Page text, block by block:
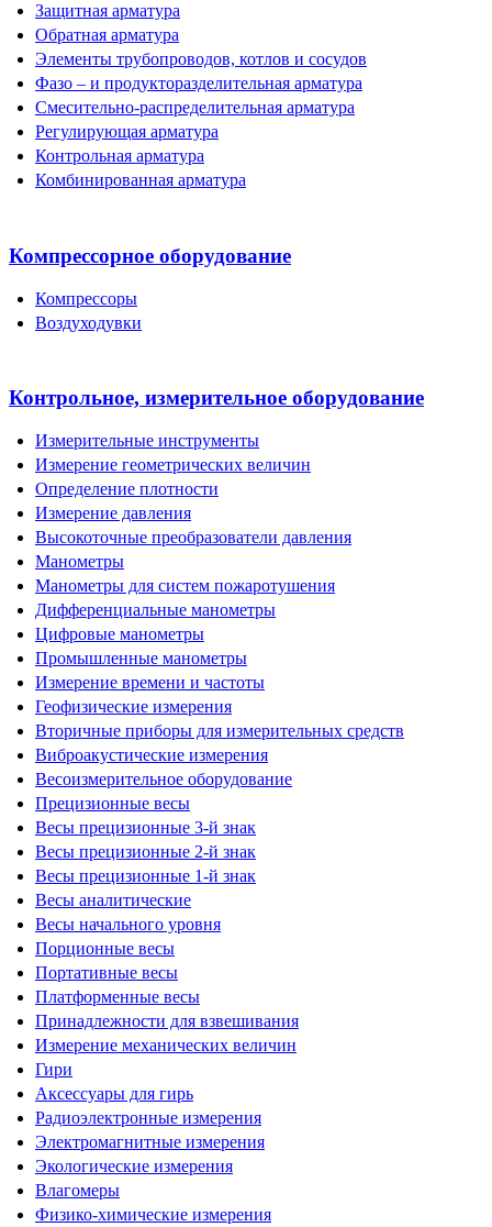
Защитная арматура
Обратная арматура
Элементы трубопроводов, котлов и сосудов
Фазо – и продукторазделительная арматура
Смесительно-распределительная арматура
Регулирующая арматура
Контрольная арматура
Комбинированная арматура
Компрессорное оборудование
Компрессоры
Воздуходувки
Контрольное, измерительное оборудование
Измерительные инструменты
Измерение геометрических величин
Определение плотности
Измерение давления
Высокоточные преобразователи давления
Манометры
Манометры для систем пожаротушения
Дифференциальные манометры
Цифровые манометры
Промышленные манометры
Измерение времени и частоты
Геофизические измерения
Вторичные приборы для измерительных средств
Виброакустические измерения
Весоизмерительное оборудование
Прецизионные весы
Весы прецизионные 3-й знак
Весы прецизионные 2-й знак
Весы прецизионные 1-й знак
Весы аналитические
Весы начального уровня
Порционные весы
Портативные весы
Платформенные весы
Принадлежности для взвешивания
Измерение механических величин
Гири
Аксессуары для гирь
Радиоэлектронные измерения
Электромагнитные измерения
Экологические измерения
Влагомеры
Физико-химические измерения